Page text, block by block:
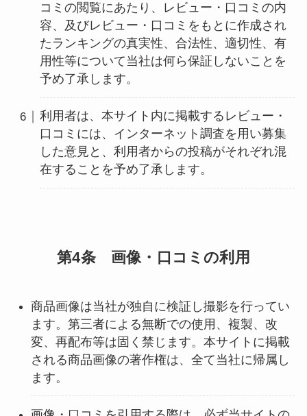
コミの閲覧にあたり、レビュー・口コミの内
容、及びレビュー・口コミをもとに作成され
たランキングの真実性、合法性、適切性、有
用性等について当社は何ら保証しないことを
予め了承します。
利用者は、本サイト内に掲載するレビュー・
口コミには、インターネット調査を用い募集
した意見と、利用者からの投稿がそれぞれ混
在することを予め了承します。
第4条 画像・口コミの利用
商品画像は当社が独自に検証し撮影を行ってい
ます。第三者による無断での使用、複製、改
変、再配布等は固く禁じます。本サイトに掲載
される商品画像の著作権は、全て当社に帰属し
ます。